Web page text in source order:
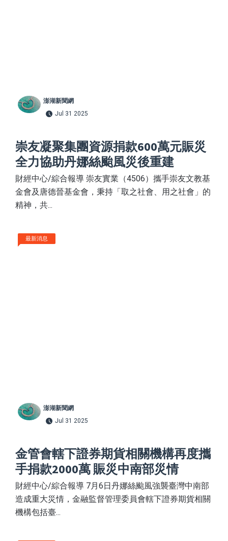
澎湖新聞網
Jul 31 2025
崇友凝聚集團資源捐款600萬元賑災
全力協助丹娜絲颱風災後重建
財經中心/綜合報導 崇友實業（4506）攜手崇友文教基
金會及唐德晉基金會，秉持「取之社會、用之社會」的
精神，共...
最新消息
澎湖新聞網
Jul 31 2025
金管會轄下證券期貨相關機構再度攜
手捐款2000萬 賑災中南部災情
財經中心/綜合報導 7月6日丹娜絲颱風強襲臺灣中南部
造成重大災情，金融監督管理委員會轄下證券期貨相關
機構包括臺...